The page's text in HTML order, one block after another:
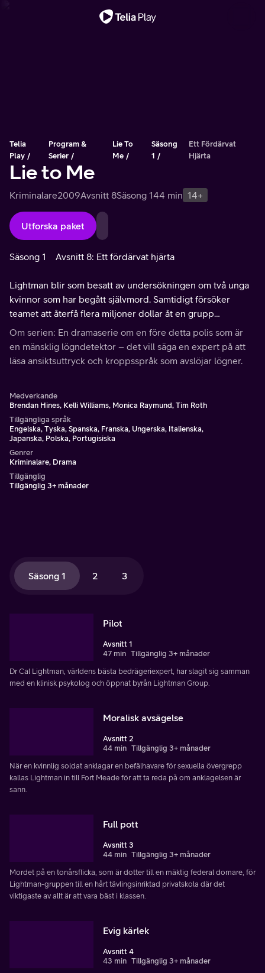
Telia
Play
Program &
Serier
Lie To
Me
Säsong
1
Ett Fördärvat
Hjärta
Lie to Me
Kriminalare2009Avsnitt 8Säsong 144 min 14+
Utforska paket
Säsong 1 Avsnitt 8: Ett fördärvat hjärta
Lightman blir som besatt av undersökningen om två unga
kvinnor som har begått självmord. Samtidigt försöker
teamet att återfå flera miljoner dollar åt en grupp
investerare som svindlats i ett investeringsbedrägeri.
Om serien: En dramaserie om en före detta polis som är
en mänsklig lögndetektor – det vill säga en expert på att
läsa ansiktsuttryck och kroppsspråk som avslöjar lögner.
Medverkande
Brendan Hines, Kelli Williams, Monica Raymund, Tim Roth
Tillgängliga språk
Engelska, Tyska, Spanska, Franska, Ungerska, Italienska,
Japanska, Polska, Portugisiska
Genrer
Kriminalare, Drama
Tillgänglig
Tillgänglig 3+ månader
Säsong 1 2 3
Pilot
Avsnitt 1
47 min Tillgänglig 3+ månader
Dr Cal Lightman, världens bästa bedrägeriexpert, har slagit sig samman
med en klinisk psykolog och öppnat byrån Lightman Group.
Moralisk avsägelse
Avsnitt 2
44 min Tillgänglig 3+ månader
När en kvinnlig soldat anklagar en befälhavare för sexuella övergrepp
kallas Lightman in till Fort Meade för att ta reda på om anklagelsen är
sann.
Full pott
Avsnitt 3
44 min Tillgänglig 3+ månader
Mordet på en tonårsflicka, som är dotter till en mäktig federal domare, för
Lightman-gruppen till en hårt tävlingsinriktad privatskola där det
viktigaste av allt är att vara bäst i klassen.
Evig kärlek
Avsnitt 4
43 min Tillgänglig 3+ månader